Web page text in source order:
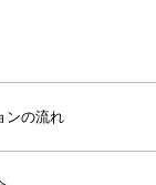
ンの流れ